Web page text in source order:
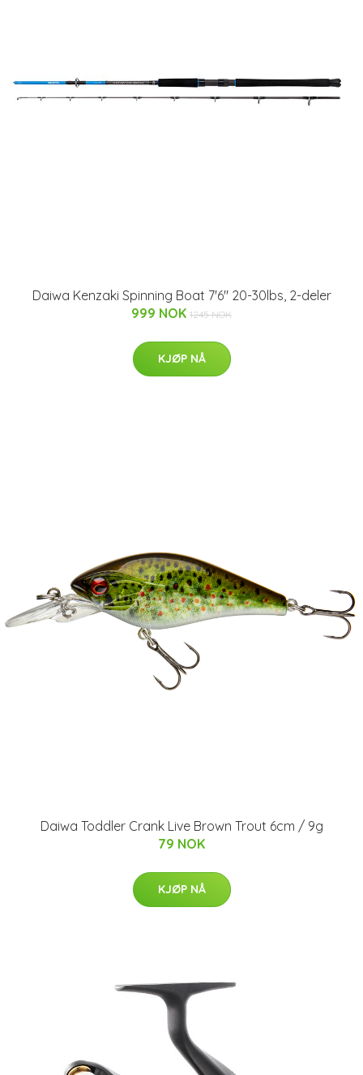
Daiwa Kenzaki Spinning Boat 7'6" 20-30lbs, 2-deler
999 NOK 1245 NOK
KJØP NÅ
Daiwa Toddler Crank Live Brown Trout 6cm / 9g
79 NOK
KJØP NÅ